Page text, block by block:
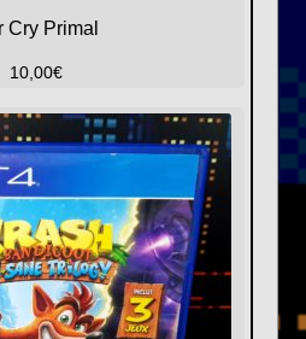
Cry Primal
10,00€